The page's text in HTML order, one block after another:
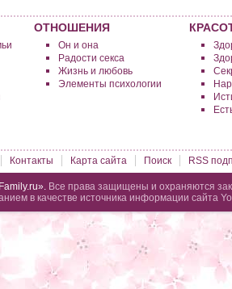
ОТНОШЕНИЯ
Он и она
Радости секса
Жизнь и любовь
Элементы психологии
Контакты Карта сайта Поиск RSS
Все права защищены и охраняются
в качестве источника информации сайта